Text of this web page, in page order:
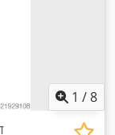
1 /8